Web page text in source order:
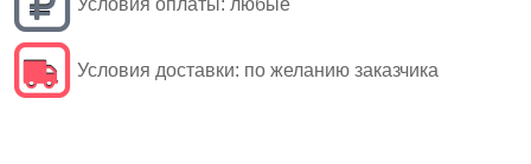
Условия оплаты: любые
Условия доставки: по желанию заказчика